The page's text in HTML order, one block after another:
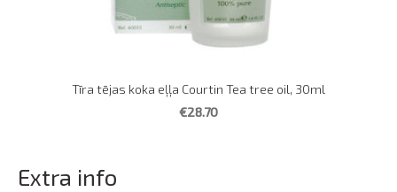
Extra info
Tīra tējas koka eļļa Courtin Tea tree oil, 30ml
€28.70